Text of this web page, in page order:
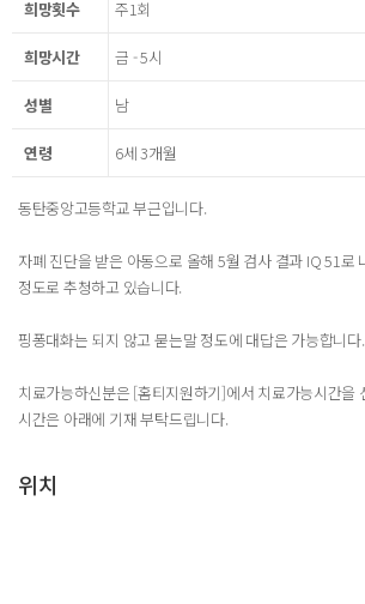
희망횟수 주1회
희망시간 금 - 5시
성별 남
연령 6세 3개월
동탄중앙고등학교 부근입니다.
자폐 진단을 받은 아동으로 올해 5월 검사 결과 IQ 51로
정도로 추청하고 있습니다.
핑퐁대화는 되지 않고 묻는말 정도에 대답은 가능합니다.
치료가능하신분은 [홈티지원하기]에서 치료가능시간을
시간은 아래에 기재 부탁드립니다.
위치